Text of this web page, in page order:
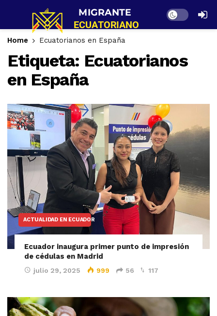
Dark mode
Home Ecuatorianos en España
Etiqueta: Ecuatorianos
en España
ACTUALIDAD EN ECUADOR
Ecuador inaugura primer punto de impresión
de cédulas en Madrid
julio 29, 2025 999 56 117